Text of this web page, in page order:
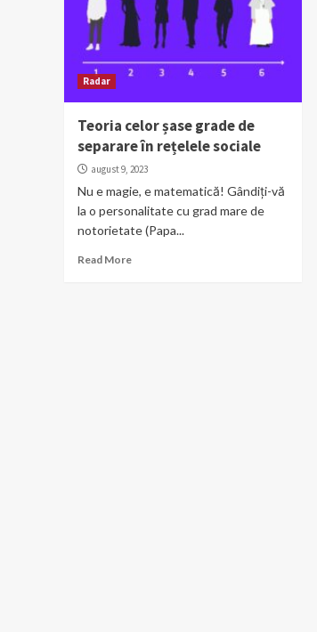
Radar
Teoria celor șase grade de
separare în rețelele sociale
august 9, 2023
Nu e magie, e matematică! Gândiți-vă
la o personalitate cu grad mare de
notorietate (Papa...
Read More